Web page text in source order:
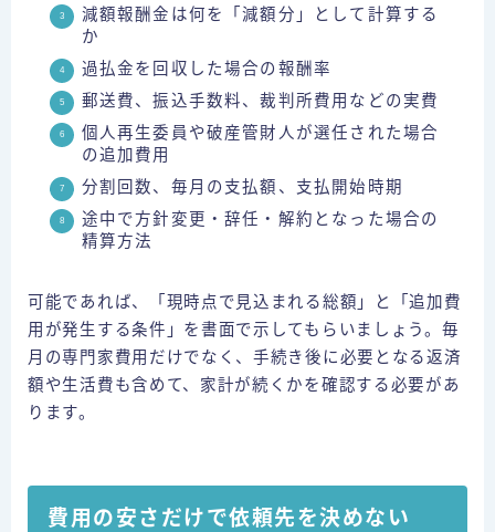
減額報酬金は何を「減額分」として計算する
か
過払金を回収した場合の報酬率
郵送費、振込手数料、裁判所費用などの実費
個人再生委員や破産管財人が選任された場合
の追加費用
分割回数、毎月の支払額、支払開始時期
途中で方針変更・辞任・解約となった場合の
精算方法
可能であれば、「現時点で見込まれる総額」と「追加費
用が発生する条件」を書面で示してもらいましょう。毎
月の専門家費用だけでなく、手続き後に必要となる返済
額や生活費も含めて、家計が続くかを確認する必要があ
ります。
費用の安さだけで依頼先を決めない